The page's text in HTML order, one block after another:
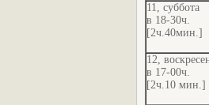
11, суббота
в 18-30ч.
[2ч.40мин.]
12,
в 17-00ч.
[2ч.10 мин.]